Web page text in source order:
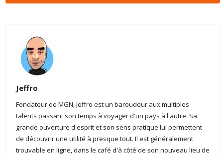
Jeffro
Fondateur de MGN, Jeffro est un baroudeur aux multiples
talents passant son temps à voyager d'un pays à l'autre. Sa
grande ouverture d'esprit et son sens pratique lui permettent
de découvrir une utilité à presque tout. Il est généralement
trouvable en ligne, dans le café d'à côté de son nouveau lieu de